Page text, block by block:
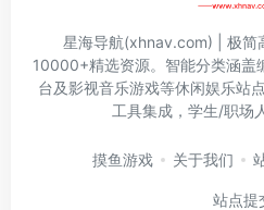
星海导航(xhnav.com) | 极简
10000+精选资源。智能分类涵盖
台及影视音乐游戏等休闲娱乐站
工具集成，学生/职场
摸鱼游戏 关于我们
站点提